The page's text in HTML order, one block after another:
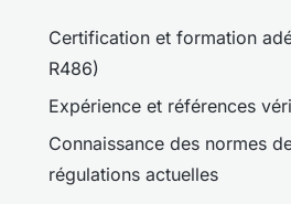
Certification et formation
R486)
Expérience et références
Connaissance des normes
régulations actuelles